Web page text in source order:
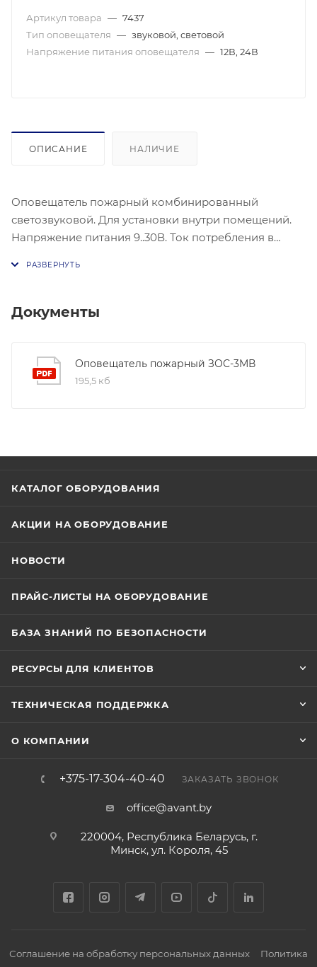
Артикул товара — 7437
Тип оповещателя — звуковой, световой
Напряжение питания оповещателя — 12В, 24В
ОПИСАНИЕ НАЛИЧИЕ
Оповещатель пожарный комбинированный
светозвуковой. Для установки внутри помещений.
Напряжение питания 9..30В. Ток потребления в
Документы
Оповещатель пожарный ЗОС-3МВ
195,5 кб
КАТАЛОГ ОБОРУДОВАНИЯ
АКЦИИ НА ОБОРУДОВАНИЕ
НОВОСТИ
ПРАЙС-ЛИСТЫ НА ОБОРУДОВАНИЕ
БАЗА ЗНАНИЙ ПО БЕЗОПАСНОСТИ
РЕСУРСЫ ДЛЯ КЛИЕНТОВ
ТЕХНИЧЕСКАЯ ПОДДЕРЖКА
О КОМПАНИИ
+375-17-304-40-40 ЗАКАЗАТЬ ЗВОНОК
office@avant.by
220004, Республика Беларусь, г.
Минск, ул. Короля, 45
Соглашение на обработку персональных данных
Политика